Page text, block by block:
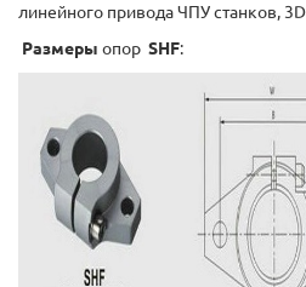
линейного привода ЧПУ станков,
Размеры опор SHF: